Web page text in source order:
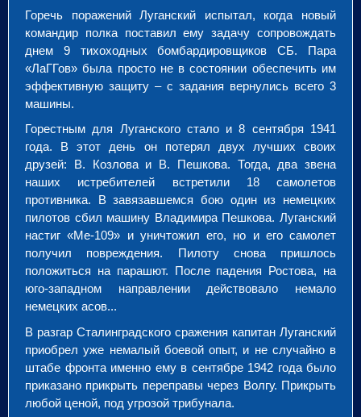
Горечь поражений Луганский испытал, когда новый
командир полка поставил ему задачу сопровождать
днем 9 тихоходных бомбардировщиков СБ. Пара
«ЛаГГов» была просто не в состоянии обеспечить им
эффективную защиту – с задания вернулись всего 3
машины.
Горестным для Луганского стало и 8 сентября 1941
года. В этот день он потерял двух лучших своих
друзей: В. Козлова и В. Пешкова. Тогда, два звена
наших истребителей встретили 18 самолетов
противника. В завязавшемся бою один из немецких
пилотов сбил машину Владимира Пешкова. Луганский
настиг «Ме-109» и уничтожил его, но и его самолет
получил повреждения. Пилоту снова пришлось
положиться на парашют. После падения Ростова, на
юго-западном направлении действовало немало
немецких асов...
В разгар Сталинградского сражения капитан Луганский
приобрел уже немалый боевой опыт, и не случайно в
штабе фронта именно ему в сентябре 1942 года было
приказано прикрыть переправы через Волгу. Прикрыть
любой ценой, под угрозой трибунала.